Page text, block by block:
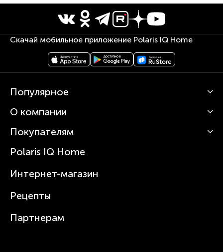
Скачай мобильное приложение Polaris IQ Home
Популярное
Кофемашины
Вертикальные пылесосы
Зубные щетки и ирригаторы
Увлажнители
Посуда
О компании
О Polaris
Статьи
Покупателям
Сервисные центры
Где купить
Polaris IQ Home
Интернет-магазин
Рецепты
Партнерам